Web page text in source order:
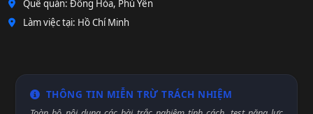
Quê quán: Đông Hòa, Phú Yên
Làm việc tại: Hồ Chí Minh
THÔNG TIN MIỄN TRỪ TRÁCH NHIỆM